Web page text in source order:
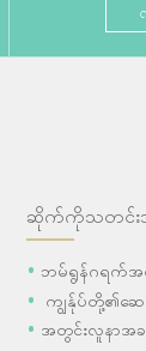
ဆိုက်ကိုသတင်း
ဘမ်ရွန်ဂရက်အက
ကျွန်ုပ်တို့၏ဆေး
အတွင်းလူနာအခ